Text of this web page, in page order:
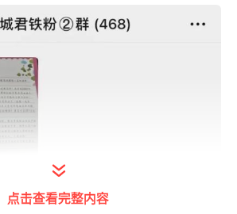
点击查看完整内容